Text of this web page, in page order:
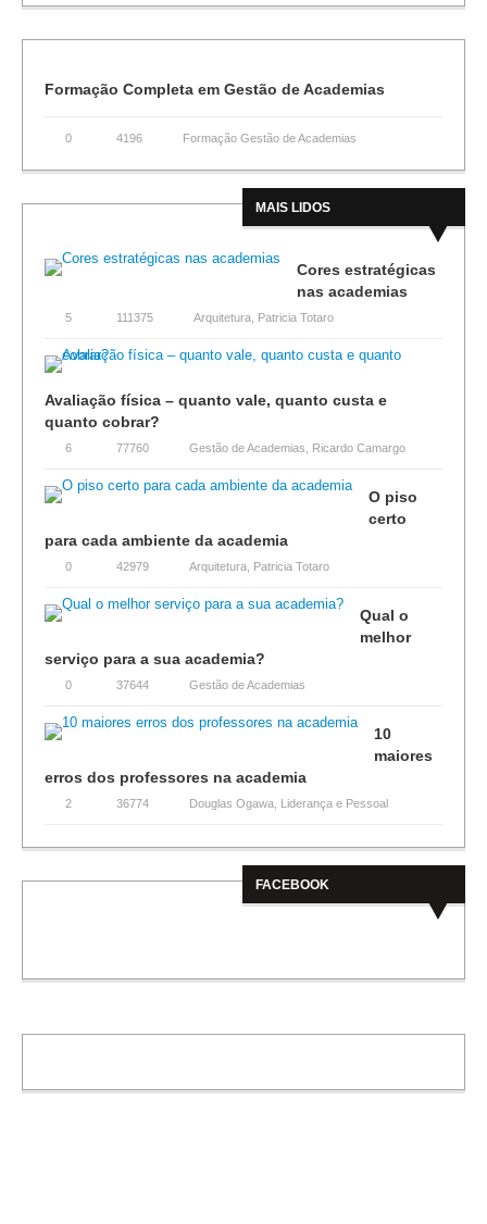
Formação Completa em Gestão de Academias
0 4196 Formação Gestão de Academias
MAIS LIDOS
Cores estratégicas
nas academias
5 111375 Arquitetura Patricia Totaro
Avaliação física – quanto vale, quanto custa e
quanto cobrar?
6 77760 Gestão de Academias Ricardo Camargo
O piso
certo
para cada ambiente da academia
0 42979 Arquitetura Patricia Totaro
Qual o
melhor
serviço para a sua academia?
0 37644 Gestão de Academias
10
maiores
erros dos professores na academia
2 36774 Douglas Ogawa Liderança e Pessoal
FACEBOOK